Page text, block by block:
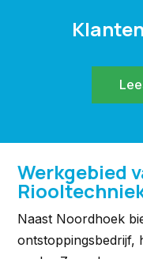
Werkgebied
Naast Noordhoek
ontstoppingsbedrijf,